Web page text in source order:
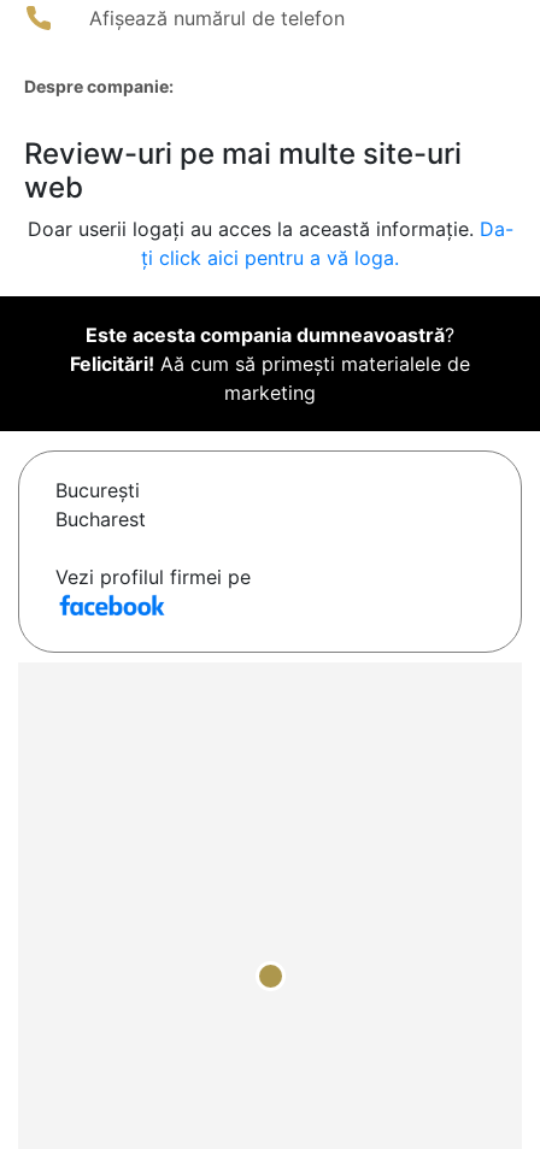
Afișează numărul de telefon
Despre companie:
Review-uri pe mai multe site-uri
web
Doar userii logați au acces la această informație. Da-
ți click aici pentru a vă loga.
Este acesta compania dumneavoastră?
Felicitări! Aă cum să primești materialele de
marketing
Bucureşti
Bucharest
Vezi profilul firmei pe